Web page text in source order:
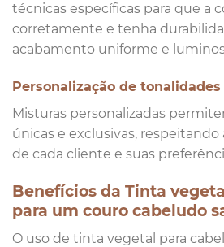
técnicas específicas para que a
corretamente e tenha
acabamento uniforme e
Personalização de tonalidades
Misturas personalizadas
únicas e exclusivas,
de cada cliente e suas
Benefícios da Tinta
para um couro cabeludo
O uso de tinta vegetal para